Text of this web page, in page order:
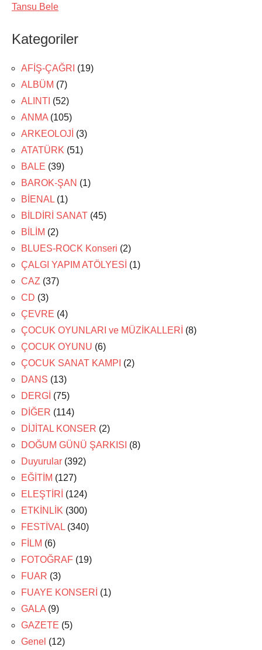
Tansu Bele
Kategoriler
AFİŞ-ÇAĞRI (19)
ALBÜM (7)
ALINTI (52)
ANMA (105)
ARKEOLOJİ (3)
ATATÜRK (51)
BALE (39)
BAROK-ŞAN (1)
BİENAL (1)
BİLDİRİ SANAT (45)
BİLİM (2)
BLUES-ROCK Konseri (2)
ÇALGI YAPIM ATÖLYESİ (1)
CAZ (37)
CD (3)
ÇEVRE (4)
ÇOCUK OYUNLARI ve MÜZİKALLERİ (8)
ÇOCUK OYUNU (6)
ÇOCUK SANAT KAMPI (2)
DANS (13)
DERGİ (75)
DİĞER (114)
DİJİTAL KONSER (2)
DOĞUM GÜNÜ ŞARKISI (8)
Duyurular (392)
EĞİTİM (127)
ELEŞTİRİ (124)
ETKİNLİK (300)
FESTİVAL (340)
FİLM (6)
FOTOĞRAF (19)
FUAR (3)
FUAYE KONSERİ (1)
GALA (9)
GAZETE (5)
Genel (12)